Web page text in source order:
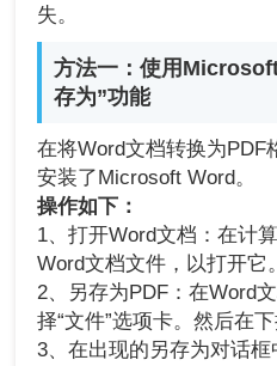
失。
方法一：使用
存为”功能
在将Word文档转换为PDF
安装了Microsoft Word。
操作如下：
1、打开Word文档：在计
Word文档文件，以打开它。
2、另存为PDF：在Word
择“文件”选项卡。然后在
3、在出现的另存为对话框